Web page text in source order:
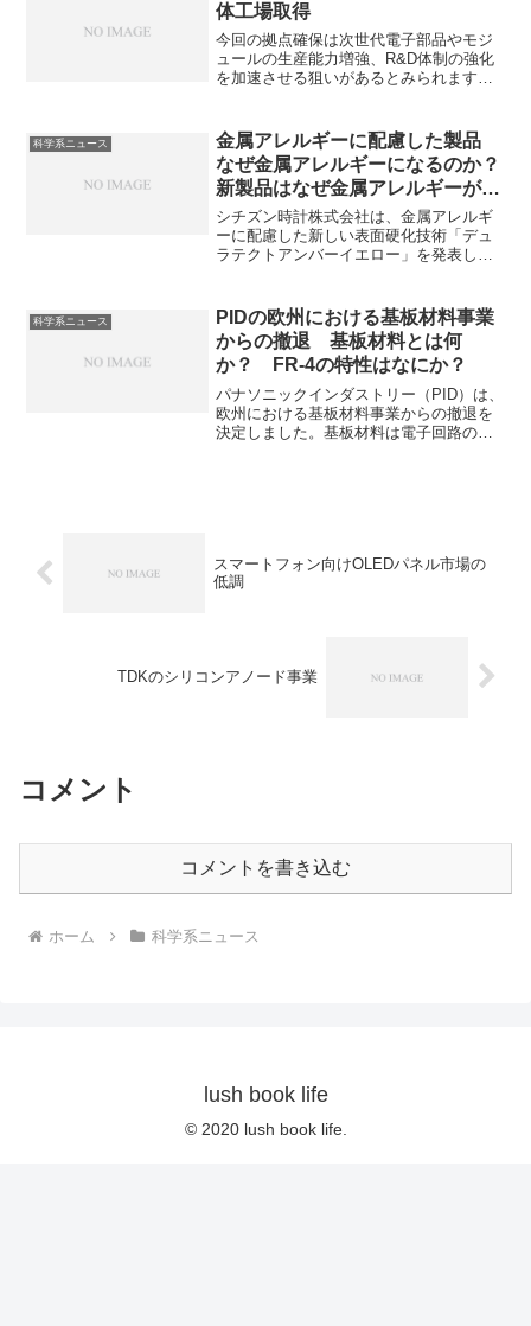
か、その製造法について知ることができ
ます。
体工場取得
今回の拠点確保は次世代電子部品やモジ
ュールの生産能力増強、R&D体制の強化
を加速させる狙いがあるとみられます。
リットを知ることができます。
科学系ニュース
金属アレルギーに配慮した製品
なぜ金属アレルギーになるのか？
新製品はなぜ金属アレルギーが発
生しにくいのか？
シチズン時計株式会社は、金属アレルギ
ーに配慮した新しい表面硬化技術「デュ
ラテクトアンバーイエロー」を発表しま
タルアレルギー性能を持つ落ち着いた金
色を実現しています。金属アレルギーが
発生する原因、ニオブチンがアレルギー
を発生しにくい要因を知ることができま
す。
科学系ニュース
PIDの欧州における基板材料事業
からの撤退 基板材料とは何
か？ FR-4の特性はなにか？
パナソニックインダストリー（PID）は、
欧州における基板材料事業からの撤退を
決定しました。基板材料は電子回路の
て利用されるFR-4とは何かなどを知るこ
とができます。
スマートフォン向けOLEDパネル市場の
低調
TDKのシリコンアノード事業
コメント
コメントを書き込む
ホーム 科学系ニュース
lush book life
© 2020 lush book life.